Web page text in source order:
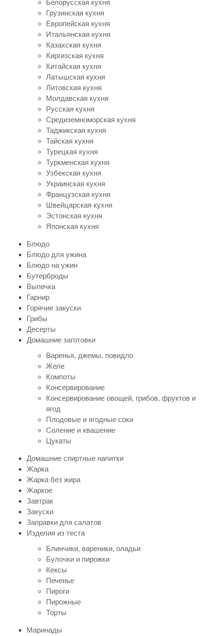
Белорусская кухня
Грузинская кухня
Европейская кухня
Итальянская кухня
Казахская кухня
Киргизская кухня
Китайская кухня
Латышская кухня
Литовская кухня
Молдавская кухня
Русская кухня
Средиземноморская кухня
Таджикская кухня
Тайская кухня
Турецкая кухня
Туркменская кухня
Узбекская кухня
Украинская кухня
Французская кухня
Швейцарская кухня
Эстонская кухня
Японская кухня
Блюдо
Блюдо для ужина
Блюдо на ужин
Бутерброды
Выпечка
Гарнир
Горячие закуски
Грибы
Десерты
Домашние заготовки
Варенья, джемы, повидло
Желе
Компоты
Консервирование
Консервирование овощей, грибов, фруктов и
ягод
Плодовые и ягодные соки
Соление и квашение
Цукаты
Домашние спиртные напитки
Жарка
Жарка без жира
Жаркое
Завтрак
Закуски
Заправки для салатов
Изделия из теста
Блинчики, вареники, оладьи
Булочки и пирожки
Кексы
Печенье
Пироги
Пирожные
Торты
Маринады